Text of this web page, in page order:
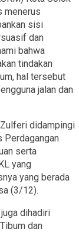
menerus
sisi
dan
bahwa
tindakan
hal tersebut
jalan dan
didampingi
Perdagangan
serta
yang
yang berada
(3/12).
dihadiri
dan